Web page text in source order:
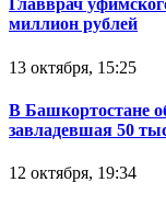
Главврач
миллион рублей
13 октября, 15:25
В Башкортостане
завладевшая 50
12 октября, 19:34